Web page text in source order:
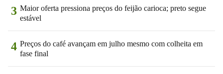
3 Maior oferta pressiona preços do feijão carioca; preto segue
estável
4 Preços do café avançam em julho mesmo com colheita em
fase final